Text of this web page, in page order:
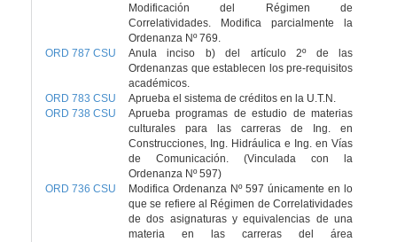
Modificación del Régimen de
Correlatividades. Modifica parcialmente la
Ordenanza Nº 769.
ORD 787 CSU
Anula inciso b) del artículo 2º de las
Ordenanzas que establecen los pre-requisitos
académicos.
ORD 783 CSU
Aprueba el sistema de créditos en la U.T.N.
ORD 738 CSU
Aprueba programas de estudio de materias
culturales para las carreras de Ing. en
Construcciones, Ing. Hidráulica e Ing. en Vías
de Comunicación. (Vinculada con la
Ordenanza Nº 597)
ORD 736 CSU
Modifica Ordenanza Nº 597 únicamente en lo
que se refiere al Régimen de Correlatividades
de dos asignaturas y equivalencias de una
materia en las carreras del área